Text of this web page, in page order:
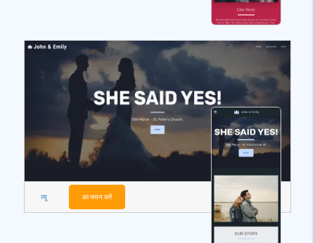
व्यू का चयन करें